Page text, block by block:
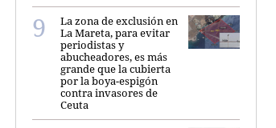
La zona de exclusión en
La Mareta, para evitar
periodistas y
abucheadores, es más
grande que la cubierta
por la boya-espigón
contra invasores de
Ceuta